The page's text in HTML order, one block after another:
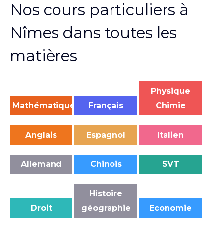
Nos cours particuliers à
Nîmes dans toutes les
matières
Mathématiques Français
Physique
Chimie
Anglais Espagnol Italien
Allemand Chinois SVT
Droit
Histoire
géographie
Economie